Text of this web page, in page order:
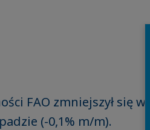
FAO zmniejszył się w
(-0,1% m/m).